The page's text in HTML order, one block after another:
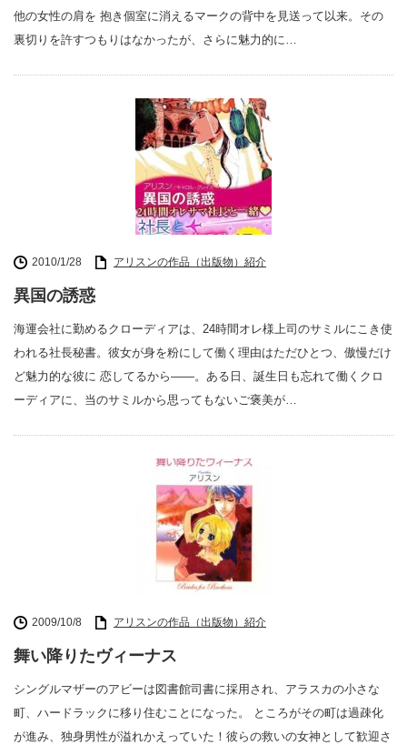
他の女性の肩を 抱き個室に消えるマークの背中を見送って以来。その
裏切りを許すつもりはなかったが、さらに魅力的に…
2010/1/28 アリスンの作品（出版物）紹介
異国の誘惑
海運会社に勤めるクローディアは、24時間オレ様上司のサミルにこき使
われる社長秘書。彼女が身を粉にして働く理由はただひとつ、傲慢だけ
ど魅力的な彼に 恋してるから――。ある日、誕生日も忘れて働くクロ
ーディアに、当のサミルから思ってもないご褒美が…
2009/10/8 アリスンの作品（出版物）紹介
舞い降りたヴィーナス
シングルマザーのアビーは図書館司書に採用され、アラスカの小さな
町、ハードラックに移り住むことになった。 ところがその町は過疎化
が進み、独身男性が溢れかえっていた！彼らの救いの女神として歓迎さ